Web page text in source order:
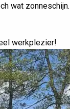
wat
werkplezier!
Ede